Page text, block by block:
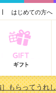
はじめての方へ
もらってうれ